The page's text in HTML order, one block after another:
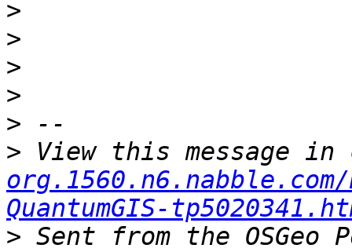
>
>
>
>
>
> View this message
QuantumGIS-
> Sent from the OSGeo